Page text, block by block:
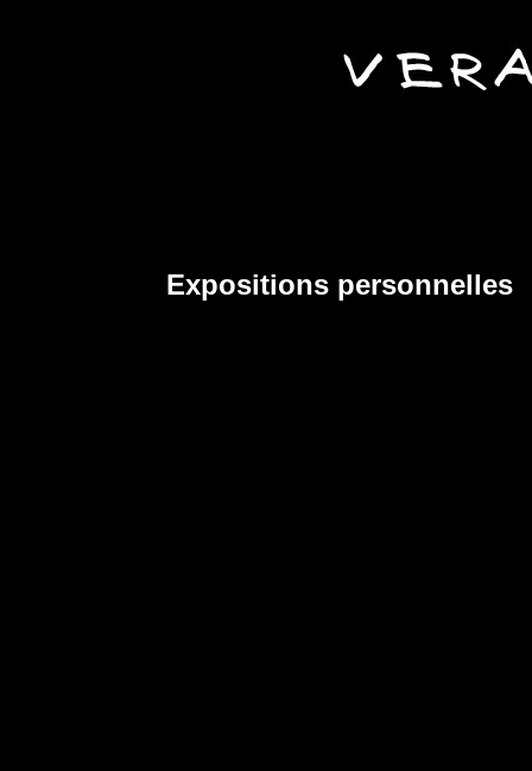
Expositions personnelles